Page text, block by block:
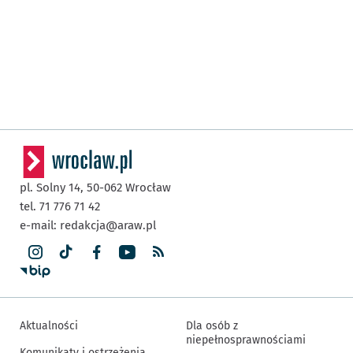
pl. Solny 14, 50-062 Wrocław
tel. 71 776 71 42
e-mail: redakcja@araw.pl
Aktualności
Dla osób z
niepełnosprawnościami